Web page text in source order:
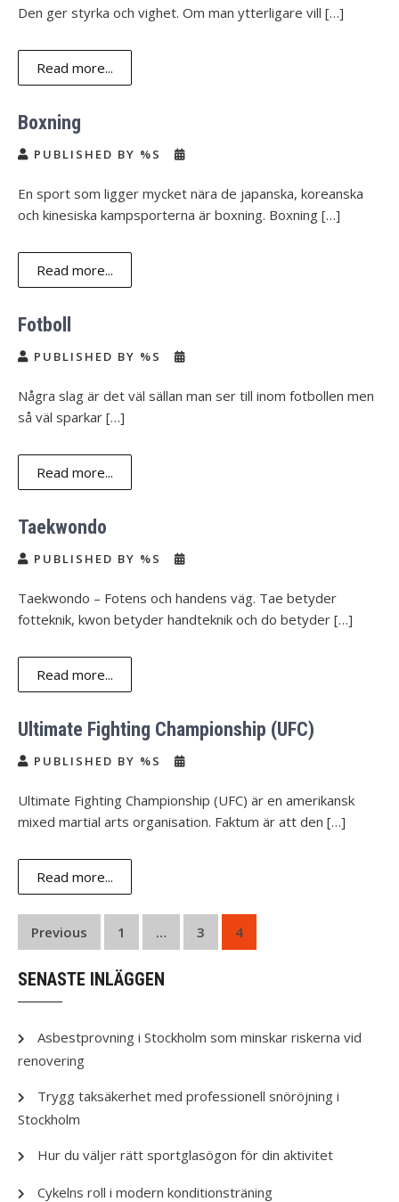
Den ger styrka och vighet. Om man ytterligare vill […]
Read more...
Boxning
PUBLISHED BY %S
En sport som ligger mycket nära de japanska, koreanska
och kinesiska kampsporterna är boxning. Boxning […]
Read more...
Fotboll
PUBLISHED BY %S
Några slag är det väl sällan man ser till inom fotbollen men
så väl sparkar […]
Read more...
Taekwondo
PUBLISHED BY %S
Taekwondo – Fotens och handens väg. Tae betyder
fotteknik, kwon betyder handteknik och do betyder […]
Read more...
Ultimate Fighting Championship (UFC)
PUBLISHED BY %S
Ultimate Fighting Championship (UFC) är en amerikansk
mixed martial arts organisation. Faktum är att den […]
Read more...
Posts
navigation
Previous 1 … 3 4
SENASTE INLÄGGEN
Asbestprovning i Stockholm som minskar riskerna vid
renovering
Trygg taksäkerhet med professionell snöröjning i
Stockholm
Hur du väljer rätt sportglasögon för din aktivitet
Cykelns roll i modern konditionsträning